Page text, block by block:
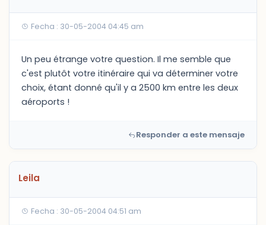
Fecha : 30-05-2004 04:45 am
Un peu étrange votre question. Il me semble que
c'est plutôt votre itinéraire qui va déterminer votre
choix, étant donné qu'il y a 2500 km entre les deux
aéroports !
Responder a este mensaje
Leila
Fecha : 30-05-2004 04:51 am